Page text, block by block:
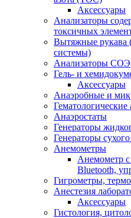
Аксессуары
Анализаторы
токсичных
Вытяжные рукава
системы)
Анализаторы СОЭ
Гель- и
Аксессуары
Анаэробные и
Гематологические
Анаэростаты
Генераторы
Генераторы сухого
Анемометры
Анемометр с
Bluetooth,
Гигрометры,
Анестезия
Аксессуары
Гистология,